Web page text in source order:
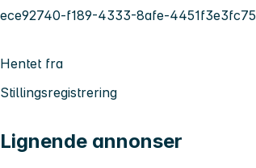
ece92740-f189-4333-8afe-4451f3e3fc75
Hentet fra
Stillingsregistrering
Lignende annonser